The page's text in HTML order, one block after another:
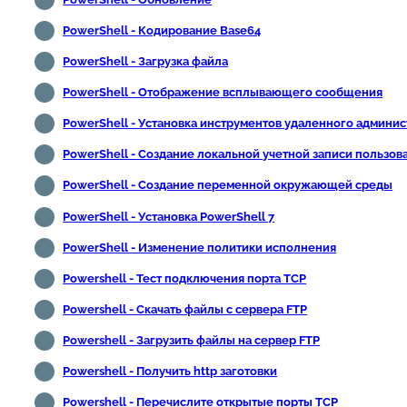
PowerShell - Кодирование Base64
PowerShell - Загрузка файла
PowerShell - Отображение всплывающего сообщения
PowerShell - Установка инструментов удаленного
PowerShell - Создание локальной учетной записи
PowerShell - Создание переменной окружающей среды
PowerShell - Установка PowerShell 7
PowerShell - Изменение политики исполнения
Powershell - Тест подключения порта TCP
Powershell - Скачать файлы с сервера FTP
Powershell - Загрузить файлы на сервер FTP
Powershell - Получить http заготовки
Powershell - Перечислите открытые порты TCP